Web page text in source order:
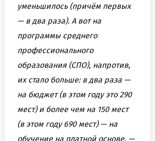
уменьшилось (причём первых
— в два раза). А вот на
программы среднего
профессионального
образования (СПО), напротив,
их стало больше: в два раза —
на бюджет (в этом году это 290
мест) и более чем на 150 мест
(в этом году 690 мест) — на
обучение на платной основе, —